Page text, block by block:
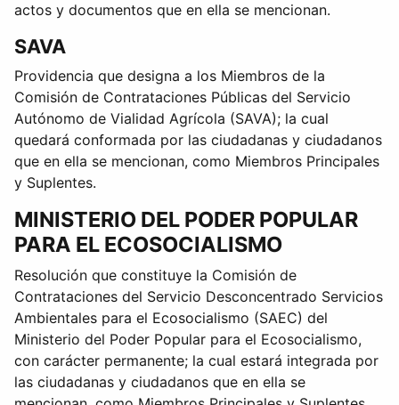
actos y documentos que en ella se mencionan.
SAVA
Providencia que designa a los Miembros de la
Comisión de Contrataciones Públicas del Servicio
Autónomo de Vialidad Agrícola (SAVA); la cual
quedará conformada por las ciudadanas y ciudadanos
que en ella se mencionan, como Miembros Principales
y Suplentes.
MINISTERIO DEL PODER POPULAR
PARA EL ECOSOCIALISMO
Resolución que constituye la Comisión de
Contrataciones del Servicio Desconcentrado Servicios
Ambientales para el Ecosocialismo (SAEC) del
Ministerio del Poder Popular para el Ecosocialismo,
con carácter permanente; la cual estará integrada por
las ciudadanas y ciudadanos que en ella se